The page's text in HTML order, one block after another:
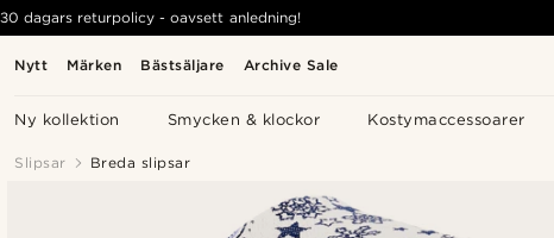
Nytt Märken Bästsäljare Archive Sale
Ny kollektion Smycken & klockor Kostymaccessoarer
30 dagars returpolicy - oavsett anledning!
Slipsar Breda slipsar